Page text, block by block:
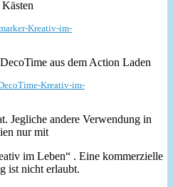
Kreativ-im-
aus dem Action Laden
Kreativ-im-
Jegliche andere Verwendung in
nur mit
im Leben“ . Eine kommerzielle
ist nicht erlaubt.